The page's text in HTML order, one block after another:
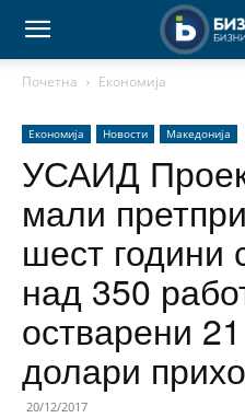
Почетна Економија
Економија Новости Македонија
УСАИД
мали
шест години
над 350
остварени
долари
20/12/2017